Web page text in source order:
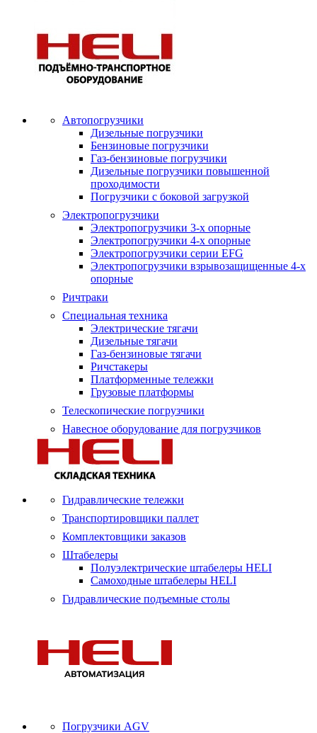
Автопогрузчики
Дизельные погрузчики
Бензиновые погрузчики
Газ-бензиновые погрузчики
Дизельные погрузчики повышенной
проходимости
Погрузчики с боковой загрузкой
Электропогрузчики
Электропогрузчики 3-х опорные
Электропогрузчики 4-х опорные
Электропогрузчики серии EFG
Электропогрузчики взрывозащищенные 4-х
опорные
Ричтраки
Специальная техника
Электрические тягачи
Дизельные тягачи
Газ-бензиновые тягачи
Ричстакеры
Платформенные тележки
Грузовые платформы
Телескопические погрузчики
Навесное оборудование для погрузчиков
Гидравлические тележки
Транспортировщики паллет
Комплектовщики заказов
Штабелеры
Полуэлектрические штабелеры HELI
Самоходные штабелеры HELI
Гидравлические подъемные столы
Погрузчики AGV